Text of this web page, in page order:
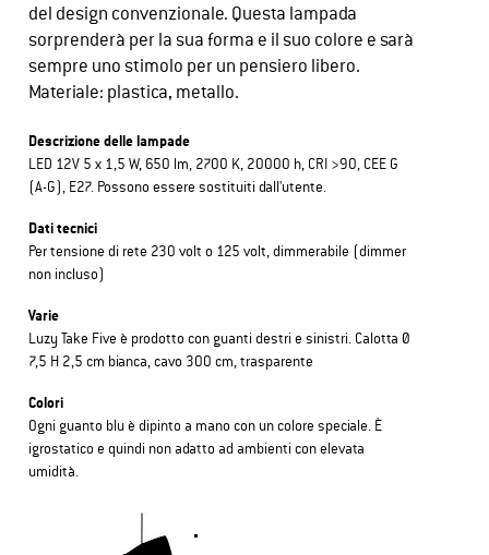
del design convenzionale. Questa lampada
sorprenderà per la sua forma e il suo colore e sarà
sempre uno stimolo per un pensiero libero.
Materiale: plastica, metallo.
Descrizione delle lampade
LED 12V 5 x 1,5 W, 650 lm, 2700 K, 20000 h, CRI >90, CEE G
(A-G), E27. Possono essere sostituiti dall'utente.
Dati tecnici
Per tensione di rete 230 volt o 125 volt, dimmerabile (dimmer
non incluso)
Varie
Luzy Take Five è prodotto con guanti destri e sinistri. Calotta Ø
7,5 H 2,5 cm bianca, cavo 300 cm, trasparente
Colori
Ogni guanto blu è dipinto a mano con un colore speciale. È
igrostatico e quindi non adatto ad ambienti con elevata
umidità.